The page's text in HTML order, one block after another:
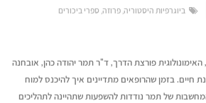
ביוגרפיות היסטוריה ,פרוזה ספרי ביכורים
פורצת הדרך, ד"ר תמר יהודה כהן, אובחנה
חיים. בזמן שהרופאים מתדיינים איך להיכנס למוח
של תמר נודדות להשפעות שתהיינה לתהליכים